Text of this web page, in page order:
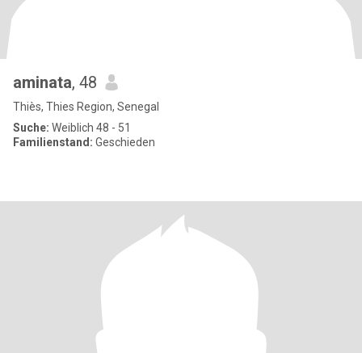
aminata, 48
Thiès, Thies Region, Senegal
Suche: Weiblich 48 - 51
Familienstand: Geschieden